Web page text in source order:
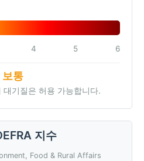
4 5 6
보통
기질은 허용 가능합니다.
지수
Food & Rural Affairs